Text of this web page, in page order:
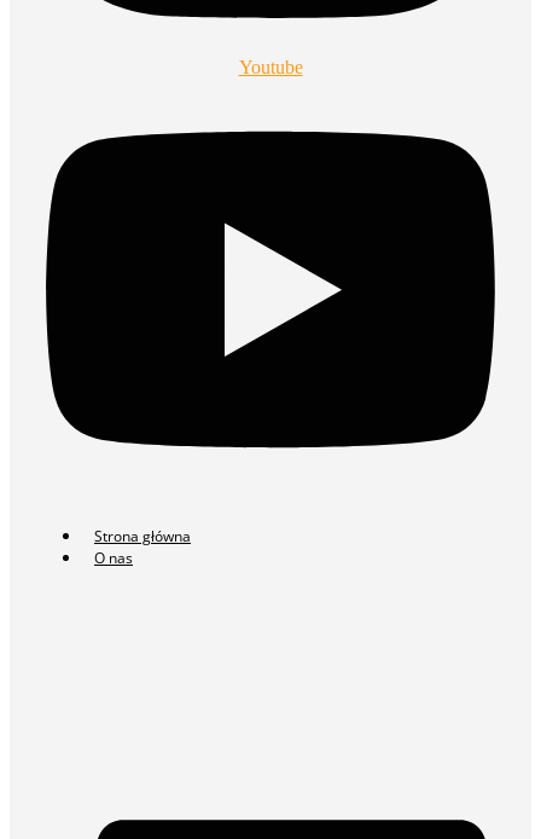
Youtube
Strona główna
O nas